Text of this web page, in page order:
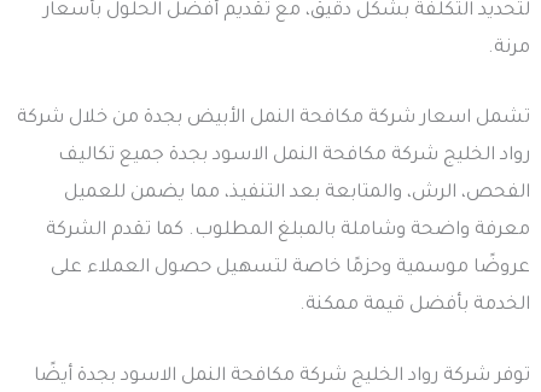
لتحديد التكلفة بشكل دقيق، مع تقديم أفضل الحلول بأسعار
مرنة.
تشمل اسعار شركة مكافحة النمل الأبيض بجدة من خلال شركة
رواد الخليج شركة مكافحة النمل الاسود بجدة جميع تكاليف
الفحص، الرش، والمتابعة بعد التنفيذ، مما يضمن للعميل
معرفة واضحة وشاملة بالمبلغ المطلوب. كما تقدم الشركة
عروضًا موسمية وحزمًا خاصة لتسهيل حصول العملاء على
الخدمة بأفضل قيمة ممكنة.
توفر شركة رواد الخليج شركة مكافحة النمل الاسود بجدة أيضًا